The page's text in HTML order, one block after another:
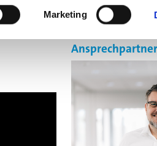
Marketing
Ansprechpartner